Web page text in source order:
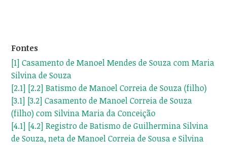
Fontes
[1] Casamento de Manoel Mendes de Souza com Maria
Silvina de Souza
[2.1] [2.2] Batismo de Manoel Correia de Souza (filho)
[3.1] [3.2] Casamento de Manoel Correia de Souza
(filho) com Silvina Maria da Conceição
[4.1] [4.2] Registro de Batismo de Guilhermina Silvina
de Souza, neta de Manoel Correia de Sousa e Silvina